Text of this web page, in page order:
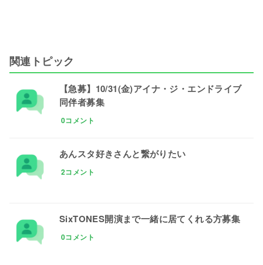
関連トピック
【急募】10/31(金)アイナ・ジ・エンドライブ
同伴者募集
0コメント
あんスタ好きさんと繋がりたい
2コメント
SixTONES開演まで一緒に居てくれる方募集
0コメント